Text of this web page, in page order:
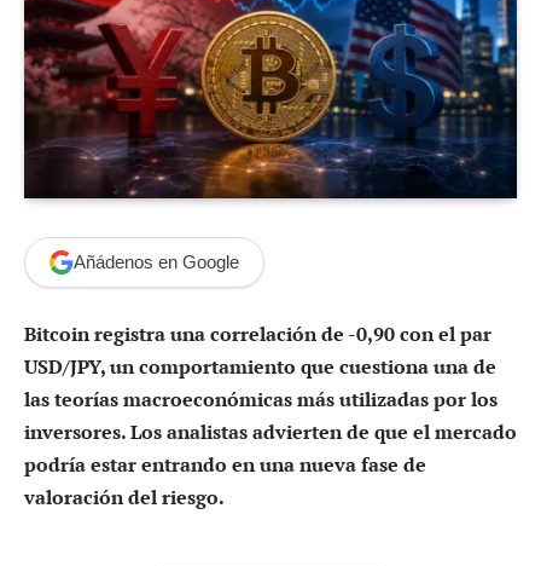
Añádenos en Google
Bitcoin registra una correlación de -0,90 con el par
USD/JPY, un comportamiento que cuestiona una de
las teorías macroeconómicas más utilizadas por los
inversores. Los analistas advierten de que el mercado
podría estar entrando en una nueva fase de
valoración del riesgo.